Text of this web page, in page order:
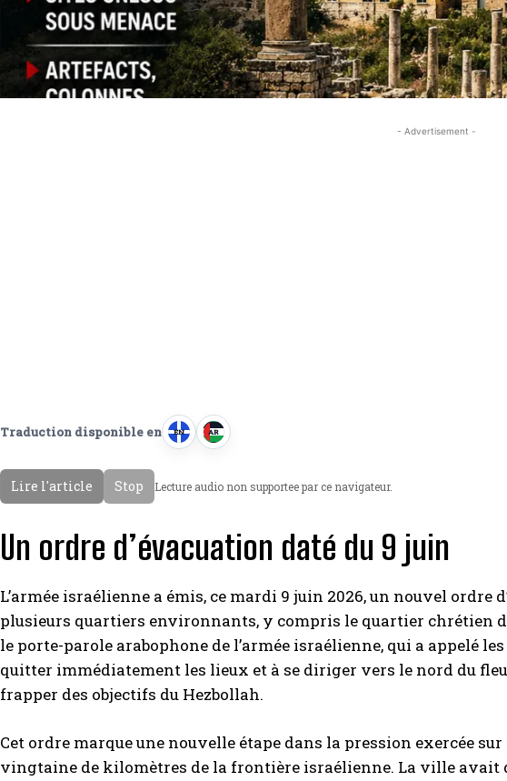
- Advertisement -
Traduction disponible en EN
A
g
a
i
s
AR
A
a
e
Lire l'article Stop Lecture audio non supportee par ce navigateur.
Un ordre d’évacuation daté du 9 juin
L’armée israélienne a émis, ce mardi 9 juin 2026, un nouvel
plusieurs quartiers environnants, y compris le quartier chrétien
le porte-parole arabophone de l’armée israélienne, qui a appelé
quitter immédiatement les lieux et à se diriger vers le nord du
frapper des objectifs du Hezbollah.
Cet ordre marque une nouvelle étape dans la pression exercée
vingtaine de kilomètres de la frontière israélienne. La ville avait